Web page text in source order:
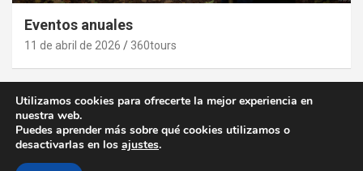
Eventos anuales
11 de abril de 2026 360tours
zona.sunlight | viajar en autocaravana
Utilizamos cookies para ofrecerte la mejor experiencia en
nuestra web.
Puedes aprender más sobre qué cookies utilizamos o
desactivarlas en los ajustes.